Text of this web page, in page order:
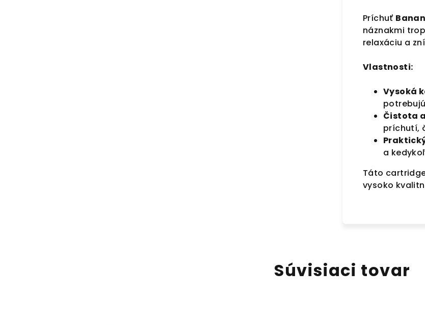
Príchuť
náznakmi
relaxáciu a
Vlastnosti:
Vysoká
Čistota
príchutí,
a
Táto
vysoko
Súvisiaci tovar